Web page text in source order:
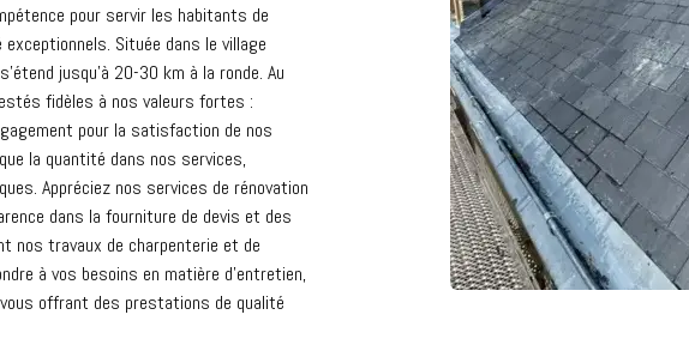
pour servir les habitants de
Située dans le village
jusqu'à 20-30 km à la ronde. Au
fidèles à nos valeurs fortes :
pour la satisfaction de nos
la quantité dans nos services,
Appréciez nos services de rénovation
dans la fourniture de devis et des
nos travaux de charpenterie et de
à vos besoins en matière d'entretien,
offrant des prestations de qualité